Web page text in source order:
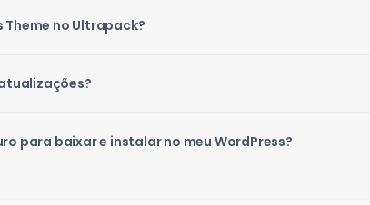
Theme no Ultrapack?
para baixar e instalar no meu WordPress?